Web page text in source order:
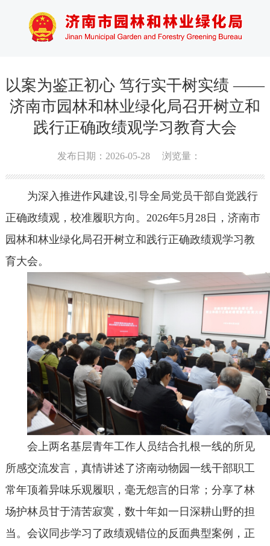
以案为鉴正初心 笃行实干树实绩 ——
济南市园林和林业绿化局召开树立和
践行正确政绩观学习教育大会
发布日期：2026-05-28 浏览量：
为深入推进作风建设,引导全局党员干部自觉践行
正确政绩观，校准履职方向。2026年5月28日，济南市
园林和林业绿化局召开树立和践行正确政绩观学习教
育大会。
会上两名基层青年工作人员结合扎根一线的所见
所感交流发言，真情讲述了济南动物园一线干部职工
常年顶着异味乐观履职，毫无怨言的日常；分享了林
场护林员甘于清苦寂寞，数十年如一日深耕山野的担
当。会议同步学习了政绩观错位的反面典型案例，正